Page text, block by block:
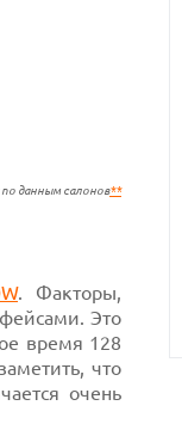
по данным салонов**
. Факторы,
Это
время 128
что
очень